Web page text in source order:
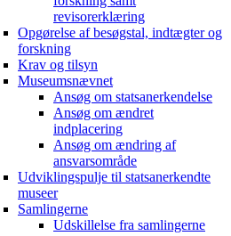
revisorerklæring
Opgørelse af besøgstal, indtægter og
forskning
Krav og tilsyn
Museumsnævnet
Ansøg om statsanerkendelse
Ansøg om ændret
indplacering
Ansøg om ændring af
ansvarsområde
Udviklingspulje til statsanerkendte
museer
Samlingerne
Udskillelse fra samlingerne